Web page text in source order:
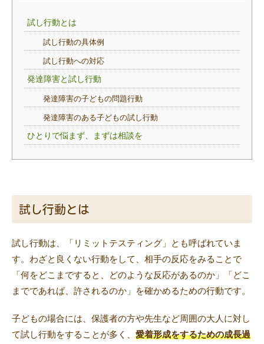
試し行動とは
試し行動の具体例
試し行動への対応
発達障害と試し行動
発達障害の子どもの問題行動
発達障害のある子どもの試し行動
ひとりで悩まず、まずは相談を
試し行動とは
試し行動は、「リミットテスティング」とも呼ばれていま
す。わざと良くない行動をして、相手の反応をみることで
「何をどこまですると、どのような反応があるのか」「どこ
までであれば、許されるのか」を確かめるための行動です。
子どもの場合には、保護者の方や先生など周囲の大人に対し
て試し行動をすることが多く、 愛着形成をするための成長過